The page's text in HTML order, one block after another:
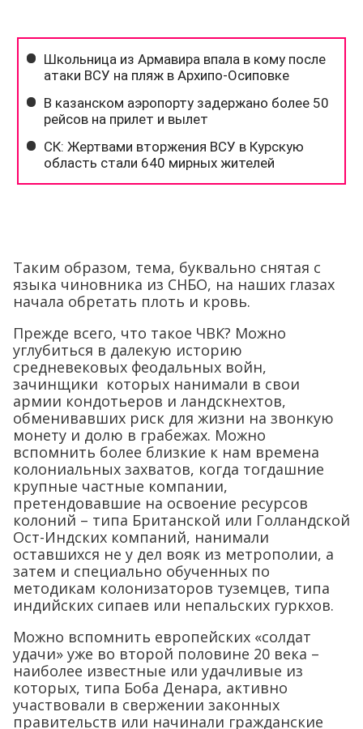
Таким образом, тема, буквально снятая с
языка чиновника из СНБО, на наших глазах
начала обретать плоть и кровь.
Прежде всего, что такое ЧВК? Можно
углубиться в далекую историю
средневековых феодальных войн,
зачинщики которых нанимали в свои
армии кондотьеров и ландскнехтов,
обменивавших риск для жизни на звонкую
монету и долю в грабежах. Можно
вспомнить более близкие к нам времена
колониальных захватов, когда тогдашние
крупные частные компании,
претендовавшие на освоение ресурсов
колоний – типа Британской или Голландской
Ост-Индских компаний, нанимали
оставшихся не у дел вояк из метрополии, а
затем и специально обученных по
методикам колонизаторов туземцев, типа
индийских сипаев или непальских гуркхов.
Можно вспомнить европейских «солдат
удачи» уже во второй половине 20 века –
наиболее известные или удачливые из
которых, типа Боба Денара, активно
участвовали в свержении законных
правительств или начинали гражданские